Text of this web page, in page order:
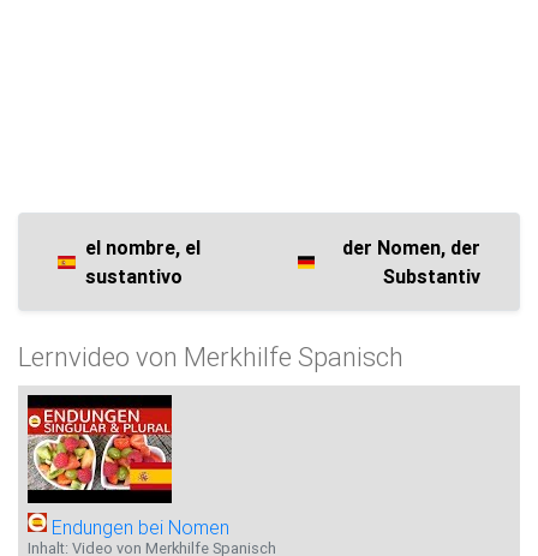
el nombre, el
sustantivo
der Nomen, der
Substantiv
Lernvideo von Merkhilfe Spanisch
Endungen bei Nomen
Inhalt: Video von Merkhilfe Spanisch